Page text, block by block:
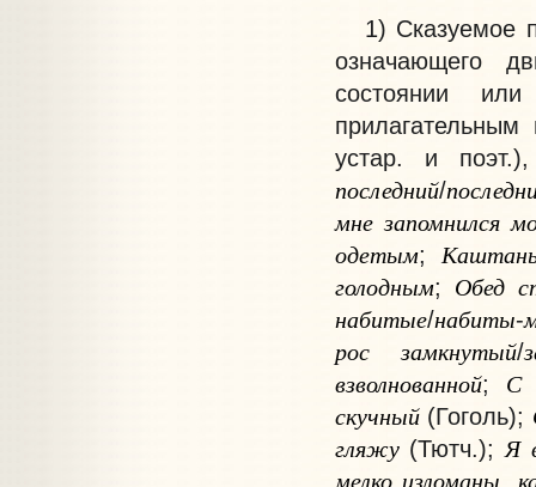
1) Сказуемое
означающего
состоянии
устар. и
последний/
мне запомнился
одетым;
голодным; Обед
набитые/набиты-
рос
замкнутый/
взволнованной; С
скучный(Гоголь);
гляжу(Тютч.); Я
мелко изломаны